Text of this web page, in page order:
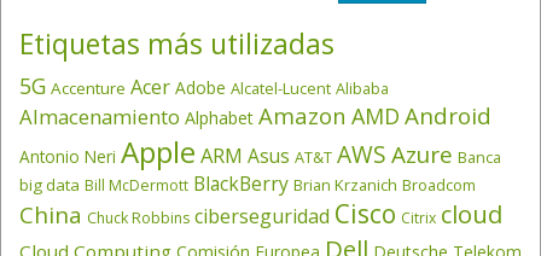
Etiquetas más utilizadas
5G Accenture Acer Adobe Alcatel-Lucent Alibaba
Almacenamiento Alphabet Amazon AMD Android
Antonio Neri Apple ARM Asus AT&T AWSAzure Banca
big data Bill McDermott BlackBerry Brian Krzanich Broadcom
China Chuck Robbins ciberseguridad Cisco Citrix cloud
Cloud Computing Dell